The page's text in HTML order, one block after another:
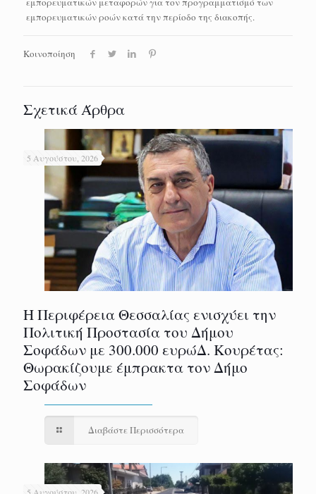
εμπορευματικών ροών κατά την περίοδο της διακοπής.
Κοινοποίηση
Σχετικά Άρθρα
5 Αυγούστου, 2026
Η Περιφέρεια Θεσσαλίας ενισχύει την
Πολιτική Προστασία του Δήμου
Σοφάδων με 300.000 ευρώΔ. Κουρέτας:
Θωρακίζουμε έμπρακτα τον Δήμο
Σοφάδων
Διαβάστε Περισσότερα